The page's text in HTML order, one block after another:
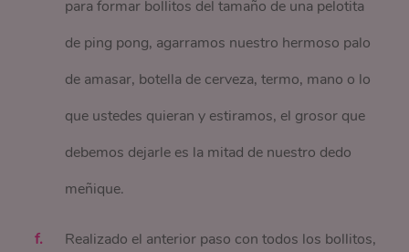
para formar bollitos del tamaño de una pelotita
de ping pong, agarramos nuestro hermoso palo
de amasar, botella de cerveza, termo, mano o lo
que ustedes quieran y estiramos, el grosor que
debemos dejarle es la mitad de nuestro dedo
meñique.
Realizado el anterior paso con todos los bollitos,